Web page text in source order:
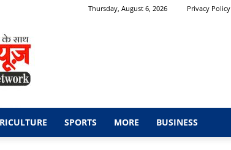
Thursday, August 6, 2026 Privacy Policy
SPORTS MORE BUSINESS